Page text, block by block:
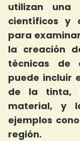
utilizan una
científicos y
para
la creación
técnicas de
puede incluir
de la tinta,
material, y
ejemplos
región.